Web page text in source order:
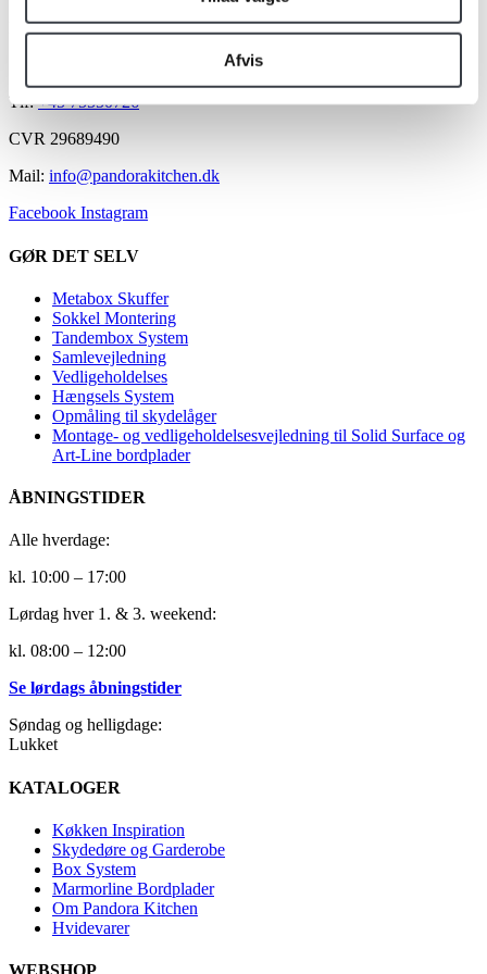
Afvis
Frederikshåbvej 53
Tlf:+45 75550726
CVR 29689490
Mail: info@pandorakitchen.dk
Facebook Instagram
GØR DET SELV
Metabox Skuffer
Sokkel Montering
Tandembox System
Samlevejledning
Vedligeholdelses
Hængsels System
Opmåling til skydelåger
Montage- og vedligeholdelsesvejledning til Solid Surface og
Art-Line bordplader
ÅBNINGSTIDER
Alle hverdage:
kl. 10:00 – 17:00
Lørdag hver 1. & 3. weekend:
kl. 08:00 – 12:00
Se lørdags åbningstider
Søndag og helligdage:
Lukket
KATALOGER
Køkken Inspiration
Skydedøre og Garderobe
Box System
Marmorline Bordplader
Om Pandora Kitchen
Hvidevarer